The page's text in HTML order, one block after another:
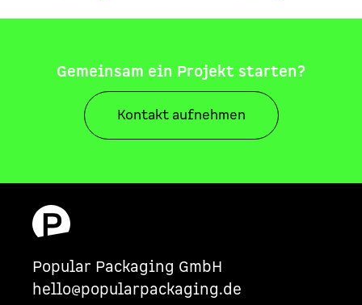
Gemeinsam ein Projekt starten?
Kontakt aufnehmen
Popular Packaging GmbH
hello@popularpackaging.de